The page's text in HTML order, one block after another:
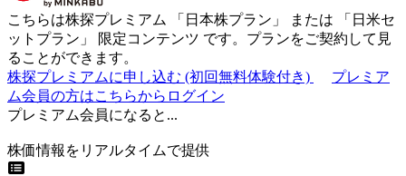
こちらは株探プレミアム 「 日本株プラン 」 または 「 日米セ
ットプラン 」 限定コンテンツ です。プランをご契約して見
ることができます。
株探プレミアムに申し込む (初回無料体験付き)
プレミア
ム会員の方はこちらからログイン
プレミアム会員になると...
株価情報をリアルタイムで提供